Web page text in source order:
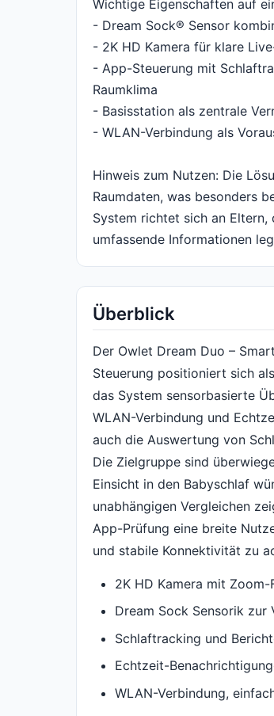
Wichtige Eigenschaften auf
- Dream Sock® Sensor
- 2K HD Kamera für klare
- App-Steuerung mit
Raumklima
- Basisstation als zentrale
- WLAN-Verbindung als
Hinweis zum Nutzen: Die
Raumdaten, was besonders
System richtet sich an
umfassende Informationen
Überblick
Der Owlet Dream Duo –
Steuerung positioniert sich
das System sensorbasierte
WLAN-Verbindung und
auch die Auswertung von
Die Zielgruppe sind
Einsicht in den Babyschlaf
unabhängigen Vergleichen
App-Prüfung eine breite
und stabile Konnektivität zu
2K HD Kamera mit Zoom-
Dream Sock Sensorik
Schlaftracking und
Echtzeit-
WLAN-Verbindung,